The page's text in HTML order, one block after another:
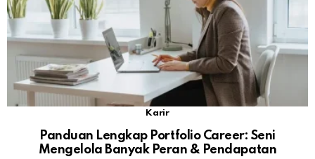
Karir
Panduan Lengkap Portfolio Career: Seni
Mengelola Banyak Peran & Pendapatan